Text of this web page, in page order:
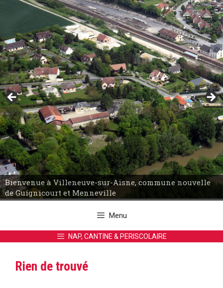
Bienvenue à Villeneuve-sur-Aisne, commune nouvelle
de Guignicourt et Menneville
Bienvenue à Villeneuve-sur-Aisne, commune nouvelle
de Guignicourt et Menneville
Menu
NAP, CANTINE & PERISCOLAIRE
Rien de trouvé